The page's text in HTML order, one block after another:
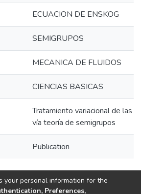
ECUACION DE ENSKOG
SEMIGRUPOS
MECANICA DE FLUIDOS
CIENCIAS BASICAS
Tratamiento variacional de las
vía teoría de semigrupos
Publication
your personal information for the
Preferences,